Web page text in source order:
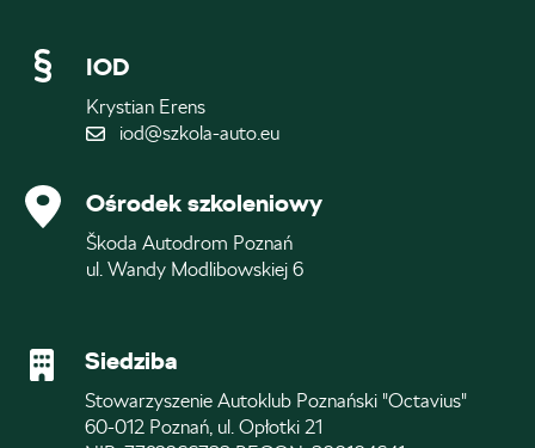
IOD
Krystian Erens
iod@szkola-auto.eu
Ośrodek szkoleniowy
Škoda Autodrom Poznań
ul. Wandy Modlibowskiej 6
Siedziba
Stowarzyszenie Autoklub Poznański "Octavius"
60-012 Poznań, ul. Opłotki 21